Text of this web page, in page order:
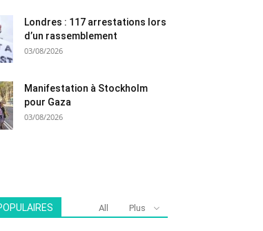
Londres : 117 arrestations lors
d’un rassemblement
03/08/2026
Manifestation à Stockholm
pour Gaza
03/08/2026
All Plus